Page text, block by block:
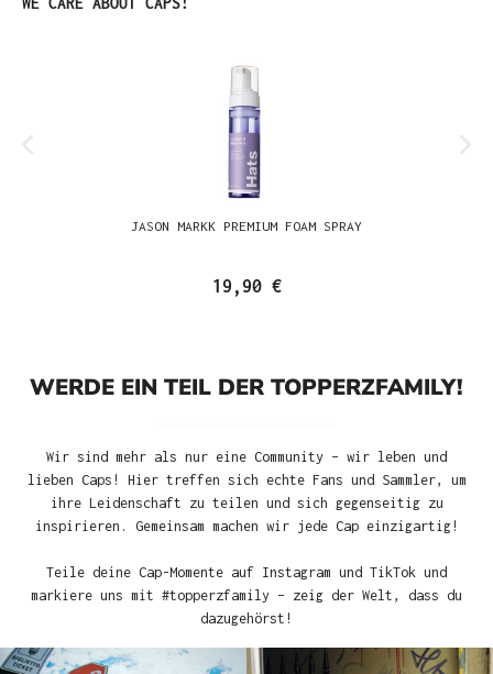
JASON MARKK PREMIUM FOAM SPRAY
19,90 €
WERDE EIN TEIL DER TOPPERZFAMILY!
Wir sind mehr als nur eine Community – wir leben und
lieben Caps! Hier treffen sich echte Fans und Sammler, um
ihre Leidenschaft zu teilen und sich gegenseitig zu
inspirieren. Gemeinsam machen wir jede Cap einzigartig!
Teile deine Cap-Momente auf Instagram und TikTok und
markiere uns mit #topperzfamily – zeig der Welt, dass du
dazugehörst!